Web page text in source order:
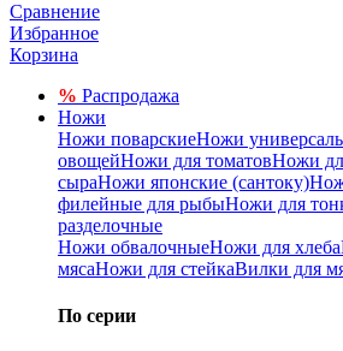
Сравнение
Избранное
Корзина
% Распродажа
Ножи
Ножи поварскиеНожи
овощейНожи для томатовНожи
сыраНожи японские (сантоку)
филейные для рыбыНожи для
разделочные
Ножи обвалочныеНожи для хлеба
мясаНожи для стейкаВилки для
По серии